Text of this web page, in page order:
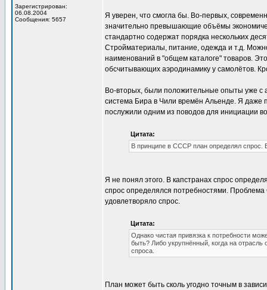
Зарегистрирован:
06.08.2004
Сообщения: 5657
Я уверен, что смогла бы. Во-первых,
значительно превышающие объёмы
стандартно содержат порядка нескольких
Стройматериалы, питание, одежда и т.д.
наименований в "общем каталоге" товаров.
обсчитывающих аэродинамику у самолётов.
Во-вторых, были положительные опыты уже с
система Бира в Чили времён Альенде. Я даже
послужили одним из поводов для инициации
Цитата:
В принципе в СССР план определял спрос.
Я не понял этого. В капстранах спрос
спрос определялся потребностями.
удовлетворяло спрос.
Цитата:
Однако чистая привязка к потребности
быть? Либо укрупнённый, когда на
спроса.
План может быть сколь угодно точным в